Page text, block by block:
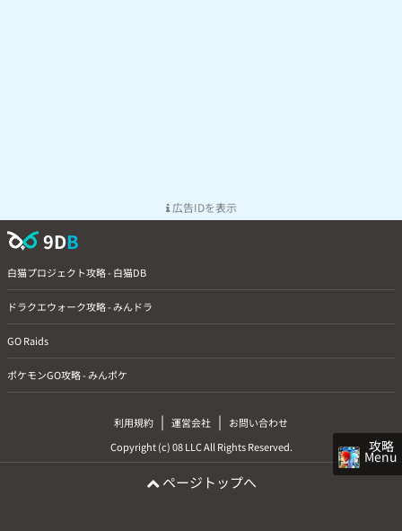
攻略
Menu
広告IDを表示
9DB
白猫プロジェクト攻略 - 白猫DB
ドラクエウォーク攻略 - みんドラ
GO Raids
ポケモンGO攻略 - みんポケ
利用規約 | 運営会社 |
お問い合わせ
Copyright (c) 08 LLC All Rights Reserved.
ページトップへ